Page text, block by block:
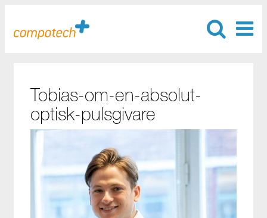
Tobias-om-en-absolut-
optisk-pulsgivare